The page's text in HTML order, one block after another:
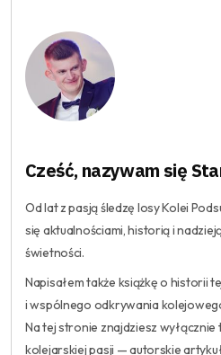
Cześć, nazywam się
Od lat z pasją śledzę losy Kolei
się aktualnościami, historią i
świetności.
Napisałem także książkę o historii
i wspólnego odkrywania
Na tej stronie znajdziesz
kolejarskiej pasji — autorskie